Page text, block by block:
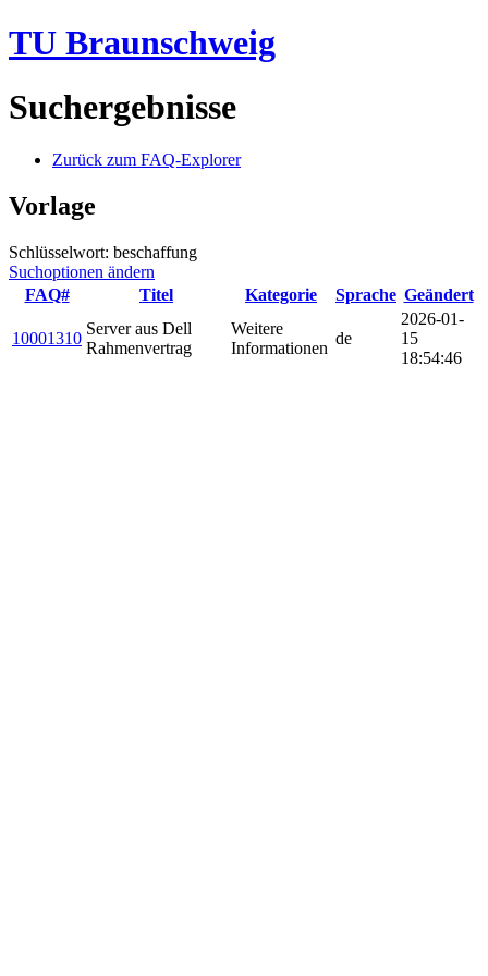
TU Braunschweig
Suchergebnisse
Zurück zum FAQ-Explorer
Vorlage
Schlüsselwort: beschaffung
Suchoptionen ändern
FAQ#
Titel Kategorie Sprache Geändert
10001310
Server aus Dell
Rahmenvertrag
Weitere
Informationen
de
2026-01-
15
18:54:46